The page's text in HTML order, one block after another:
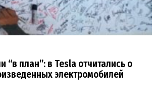
“в план”: в Tesla отчитались о
электромобилей